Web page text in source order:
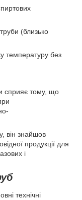
(близько
температуру без
сприяє тому, що
він знайшов
продукції для
і
технічні